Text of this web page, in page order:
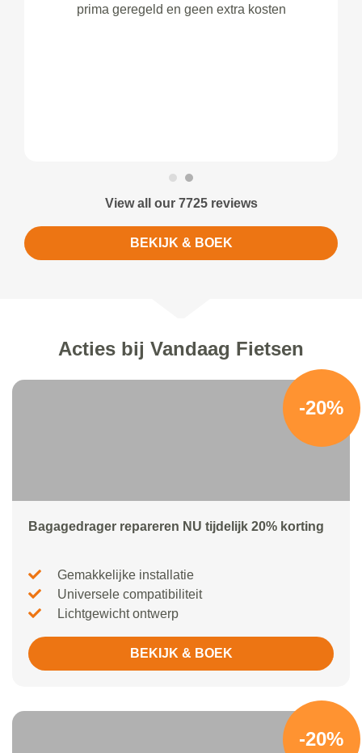
prima geregeld en geen extra kosten
View all our 7725 reviews
BEKIJK & BOEK
Acties bij Vandaag Fietsen
-20%
Bagagedrager repareren NU tijdelijk 20% korting
Gemakkelijke installatie
Universele compatibiliteit
Lichtgewicht ontwerp
BEKIJK & BOEK
-20%